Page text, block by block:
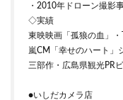
・2010年ドローン撮影
◇実績
東映映画「孤狼の血」
嵐CM「幸せのハート」
三部作・広島県観光PR
●いしだカメラ店